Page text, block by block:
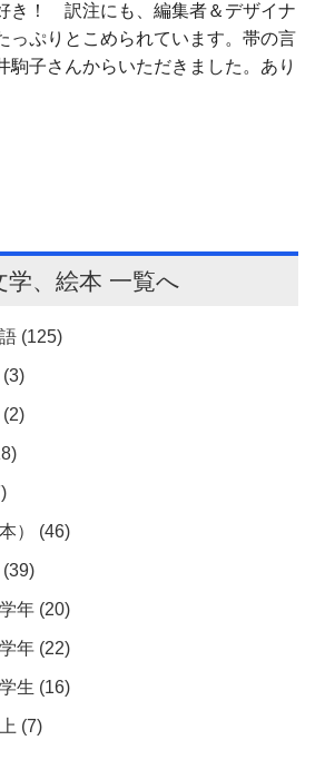
き！ 訳注にも、編集者＆デザイナ
っぷりとこめられています。帯の言
駒子さんからいただきました。あり
学、絵本 一覧へ
(125)
） (46)
年 (20)
年 (22)
生 (16)
(7)